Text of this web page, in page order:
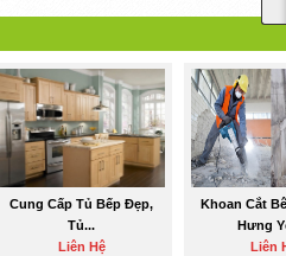
Cung Cấp Tủ Bếp Đẹp,
Tủ...
Liên Hệ
Khoan Cắt
Hưng
Liên